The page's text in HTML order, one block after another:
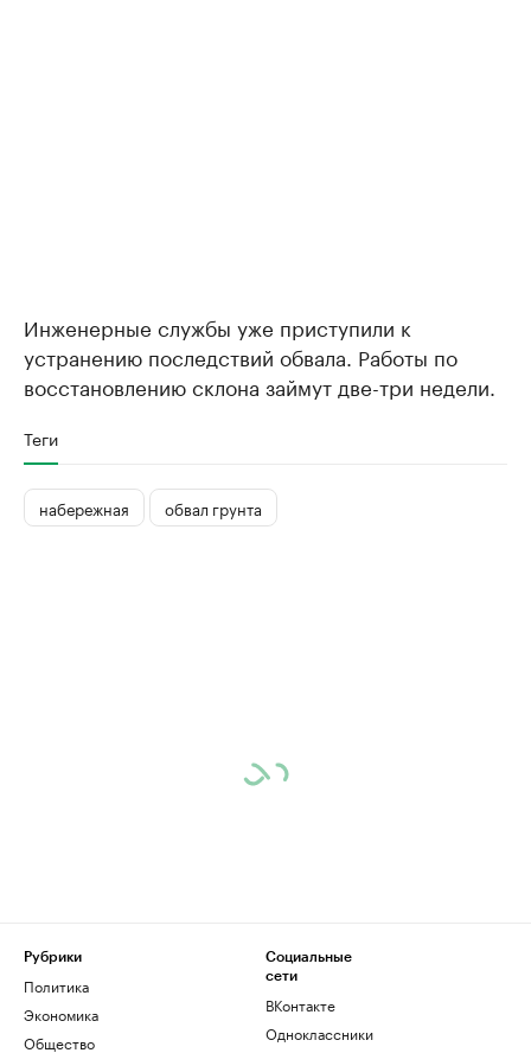
Инженерные службы уже приступили к
устранению последствий обвала. Работы по
восстановлению склона займут две-три недели.
Теги
набережная обвал грунта
Рубрики
Политика
Экономика
Общество
Социальные
сети
ВКонтакте
Одноклассники